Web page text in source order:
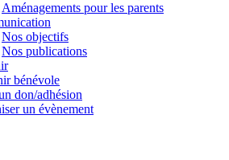
Aménagements pour les parents
Nos objectifs
Nos publications
bénévole
don/adhésion
un évènement